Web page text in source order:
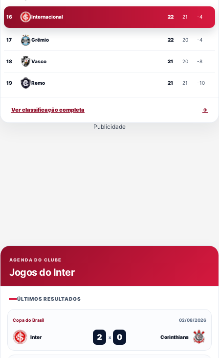
16 Internacional 22 21 -4
17 Grêmio 22 20 -4
18 Vasco 21 20 -8
19 Remo 21 21 -10
Ver classificação completa →
Publicidade
AGENDA DO CLUBE
Jogos do Inter
ÚLTIMOS RESULTADOS
Copa do Brasil 02/08/2026
Inter 2 x 0 Corinthians